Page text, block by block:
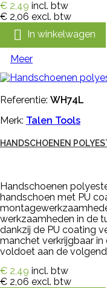
€ 2,49 incl. btw
€ 2,06 excl. btw
 In winkelwagen
Meer
Referentie: WH74L
Merk: Talen Tools
HANDSCHOENEN
Handschoenen
handschoen met PU
werkzaamheden in de
dankzij de PU coating
manchet verkrijgbaar
voldoet aan de
€ 2,49 incl. btw
€ 2,06 excl. btw